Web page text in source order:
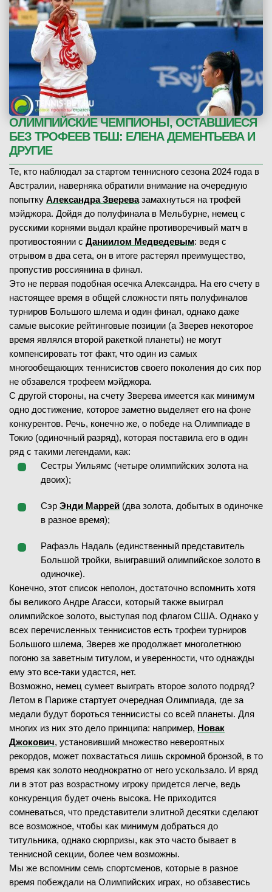
ОЛИМПИЙСКИЕ ЧЕМПИОНЫ, ОСТАВШИЕСЯ
БЕЗ ТРОФЕЕВ ТБШ: ЕЛЕНА ДЕМЕНТЬЕВА И
ДРУГИЕ
Те, кто наблюдал за стартом теннисного сезона 2024 года в
Австралии, наверняка обратили внимание на очередную
попытку Александра Зверевазамахнуться на трофей
мэйджора. Дойдя до полуфинала в Мельбурне, немец с
русскими корнями выдал крайне противоречивый матч в
противостоянии с Даниилом Медведевым: ведя с
отрывом в два сета, он в итоге растерял преимущество,
пропустив россиянина в финал.
Это не первая подобная осечка Александра. На его счету в
настоящее время в общей сложности пять полуфиналов
турниров Большого шлема и один финал, однако даже
самые высокие рейтинговые позиции (а Зверев некоторое
время являлся второй ракеткой планеты) не могут
компенсировать тот факт, что один из самых
многообещающих теннисистов своего поколения до сих пор
не обзавелся трофеем мэйджора.
С другой стороны, на счету Зверева имеется как минимум
одно достижение, которое заметно выделяет его на фоне
конкурентов. Речь, конечно же, о победе на Олимпиаде в
Токио (одиночный разряд), которая поставила его в один
ряд с такими легендами, как:
Сестры Уильямс (четыре олимпийских золота на
двоих);
Сэр Энди Маррей (два золота, добытых в одиночке
в разное время);
Рафаэль Надаль (единственный представитель
Большой тройки, выигравший олимпийское золото в
одиночке).
Конечно, этот список неполон, достаточно вспомнить хотя
бы великого Андре Агасси, который также выиграл
олимпийское золото, выступая под флагом США. Однако у
всех перечисленных теннисистов есть трофеи турниров
Большого шлема, Зверев же продолжает многолетнюю
погоню за заветным титулом, и уверенности, что однажды
ему это все-таки удастся, нет.
Возможно, немец сумеет выиграть второе золото подряд?
Летом в Париже стартует очередная Олимпиада, где за
медали будут бороться теннисисты со всей планеты. Для
многих из них это дело принципа: например, Новак
Джокович, установивший множество невероятных
рекордов, может похвастаться лишь скромной бронзой, в то
время как золото неоднократно от него ускользало. И вряд
ли в этот раз возрастному игроку придется легче, ведь
конкуренция будет очень высока. Не приходится
сомневаться, что представители элитной десятки сделают
все возможное, чтобы как минимум добраться до
титульника, однако сюрпризы, как это часто бывает в
теннисной секции, более чем возможны.
Мы же вспомним семь спортсменов, которые в разное
время побеждали на Олимпийских играх, но обзавестись